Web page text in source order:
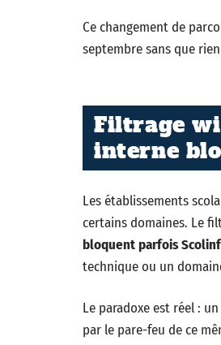
Ce changement de
septembre sans que
Filtrage
interne
Les établissements
certains domaines. Le
bloquent parfois
technique ou un
Le paradoxe est réel :
par le pare-feu de ce